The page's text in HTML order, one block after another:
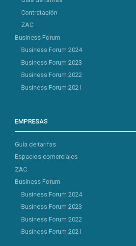
Contratación
ZAC
Business Forum
Business Forum 2024
Business Forum 2023
Business Forum 2022
Business Forum 2021
EMPRESAS
Guía de tarifas
Espacios comerciales
ZAC
Business Forum
Business Forum 2024
Business Forum 2023
Business Forum 2022
Business Forum 2021